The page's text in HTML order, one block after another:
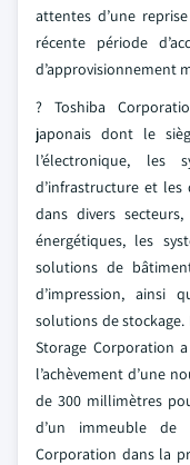
attentes d’une
récente période
d’approvisionnement
? Toshiba
japonais dont le
l’électronique, les
d’infrastructure et les
dans divers
énergétiques, les
solutions de
d’impression, ainsi
solutions de stockage.
Storage Corporation
l’achèvement d’une
de 300 millimètres
d’un immeuble de
Corporation dans la